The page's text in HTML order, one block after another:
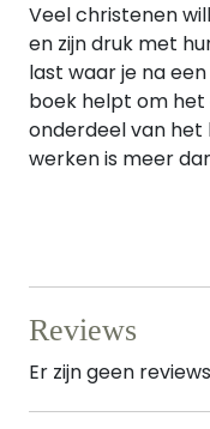
Veel christenen
en zijn druk met
last waar je na
boek helpt om het
onderdeel van het
werken is meer
Reviews
Er zijn geen